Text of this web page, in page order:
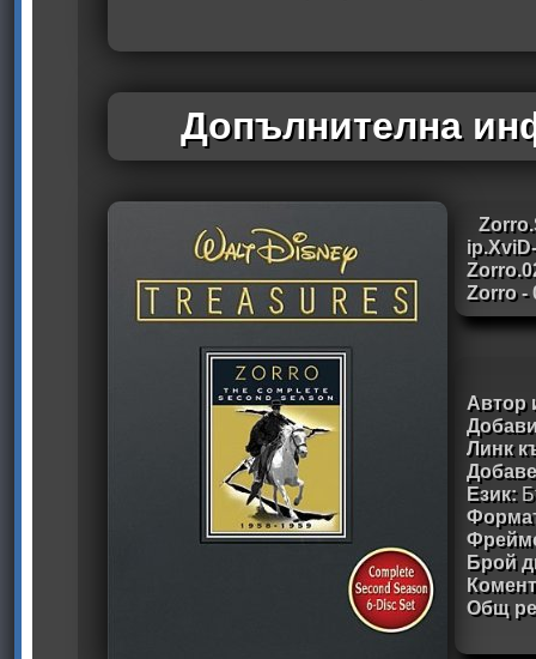
Допълнителна
Zorro -
Автор
Линк
Език:
Брой
Общ